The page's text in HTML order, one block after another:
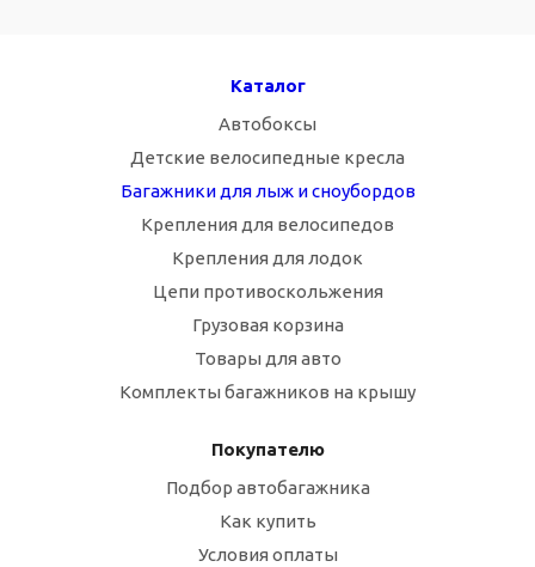
Каталог
Автобоксы
Детские велосипедные кресла
Багажники для лыж и сноубордов
Крепления для велосипедов
Крепления для лодок
Цепи противоскольжения
Грузовая корзина
Товары для авто
Комплекты багажников на крышу
Покупателю
Подбор автобагажника
Как купить
Условия оплаты